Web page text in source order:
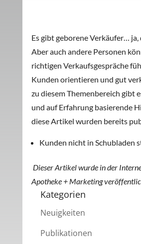
Es gibt geborene Verkäufer… ja,
Aber auch andere Personen
richtigen Verkaufsgespräche
Kunden orientieren und gut
zu diesem Themenbereich gibt
und auf Erfahrung basierende
diese Artikel wurden bereits
Kunden nicht in Schubladen
Dieser Artikel wurde in der
Apotheke + Marketing
Kategorien
Neuigkeiten
Publikationen